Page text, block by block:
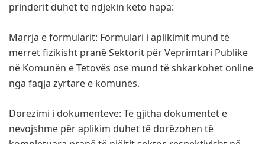
prindërit duhet të ndjekin këto hapa:
Marrja e formularit: Formulari i aplikimit mund të
merret fizikisht pranë Sektorit për Veprimtari Publike
në Komunën e Tetovës ose mund të shkarkohet online
nga faqja zyrtare e komunës.
Dorëzimi i dokumenteve: Të gjitha dokumentet e
nevojshme për aplikim duhet të dorëzohen të